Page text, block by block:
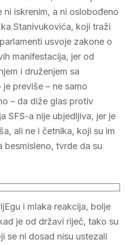
ni iskrenim, a ni oslobođeno
Stanivukovića, koji traži
usvoje zakone o
manifestacija, jer od
i druženjem sa
previše – ne samo
– da diže glas protiv
SFS-a nije ubjedljiva, jer je
ali ne i četnika, koji su im
besmisleno, tvrde da su
i mlaka reakcija, bolje
je od državi riječ, tako su
se ni dosad nisu ustezali